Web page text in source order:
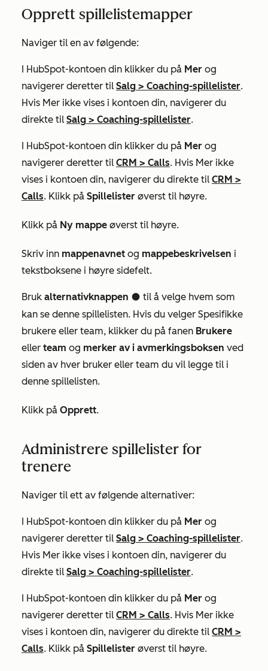
Opprett spillelistemapper
Naviger til en av følgende:
I HubSpot-kontoen din klikker du på Mer og
navigerer deretter til Salg > Coaching-spillelister.
Hvis Mer ikke vises i kontoen din, navigerer du
direkte til Salg > Coaching-spillelister.
I HubSpot-kontoen din klikker du på Mer og
navigerer deretter til CRM > Calls. Hvis Mer ikke
vises i kontoen din, navigerer du direkte til CRM >
Calls. Klikk på Spillelister øverst til høyre.
Klikk på Ny mappe øverst til høyre.
Skriv inn mappenavnet og mappebeskrivelsen i
tekstboksene i høyre sidefelt.
Bruk alternativknappen circleFilled til å velge hvem som
kan se denne spillelisten. Hvis du velger Spesifikke
brukere eller team, klikker du på fanen Brukere
eller team og merker av i avmerkingsboksen ved
siden av hver bruker eller team du vil legge til i
denne spillelisten.
Klikk på Opprett.
Administrere spillelister for
trenere
Naviger til ett av følgende alternativer:
I HubSpot-kontoen din klikker du på Mer og
navigerer deretter til Salg > Coaching-spillelister.
Hvis Mer ikke vises i kontoen din, navigerer du
direkte til Salg > Coaching-spillelister.
I HubSpot-kontoen din klikker du på Mer og
navigerer deretter til CRM > Calls. Hvis Mer ikke
vises i kontoen din, navigerer du direkte til CRM >
Calls. Klikk på Spillelister øverst til høyre.